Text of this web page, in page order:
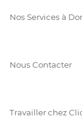
Nos Services à
Nous Contacter
Travailler chez